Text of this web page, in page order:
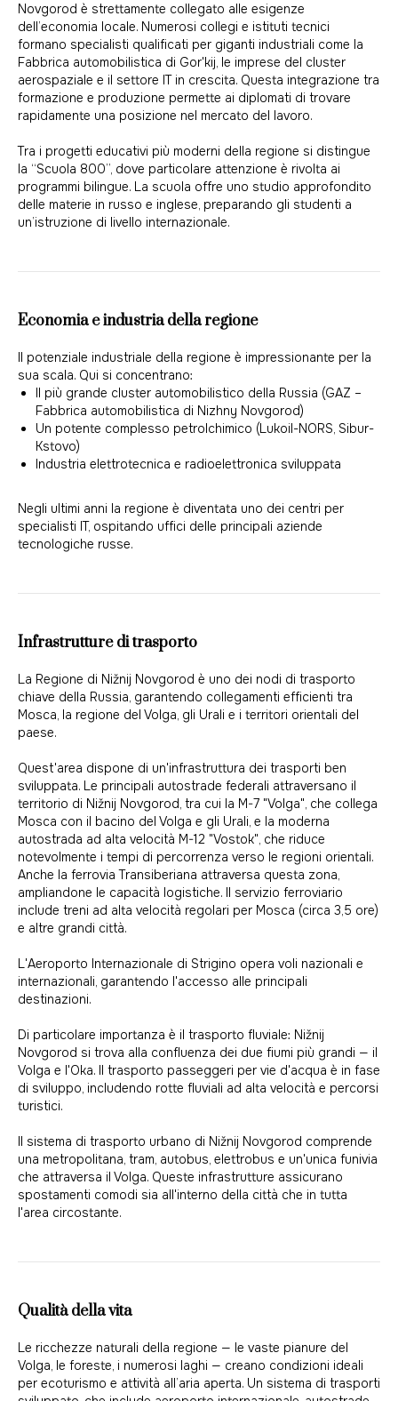
Novgorod è strettamente collegato alle esigenze
dell’economia locale. Numerosi collegi e istituti tecnici
formano specialisti qualificati per giganti industriali come la
Fabbrica automobilistica di Gor'kij, le imprese del cluster
aerospaziale e il settore IT in crescita. Questa integrazione tra
formazione e produzione permette ai diplomati di trovare
rapidamente una posizione nel mercato del lavoro.
Tra i progetti educativi più moderni della regione si distingue
la “Scuola 800”, dove particolare attenzione è rivolta ai
programmi bilingue. La scuola offre uno studio approfondito
delle materie in russo e inglese, preparando gli studenti a
un’istruzione di livello internazionale.
Economia e industria della regione
Il potenziale industriale della regione è impressionante per la
sua scala. Qui si concentrano:
Il più grande cluster automobilistico della Russia (GAZ –
Fabbrica automobilistica di Nizhny Novgorod)
Un potente complesso petrolchimico (Lukoil-NORS, Sibur-
Kstovo)
Industria elettrotecnica e radioelettronica sviluppata
Negli ultimi anni la regione è diventata uno dei centri per
specialisti IT, ospitando uffici delle principali aziende
tecnologiche russe.
Infrastrutture di trasporto
La Regione di Nižnij Novgorod è uno dei nodi di trasporto
chiave della Russia, garantendo collegamenti efficienti tra
Mosca, la regione del Volga, gli Urali e i territori orientali del
paese.
Quest'area dispone di un'infrastruttura dei trasporti ben
sviluppata. Le principali autostrade federali attraversano il
territorio di Nižnij Novgorod, tra cui la M-7 "Volga", che collega
Mosca con il bacino del Volga e gli Urali, e la moderna
autostrada ad alta velocità M-12 "Vostok", che riduce
notevolmente i tempi di percorrenza verso le regioni orientali.
Anche la ferrovia Transiberiana attraversa questa zona,
ampliandone le capacità logistiche. Il servizio ferroviario
include treni ad alta velocità regolari per Mosca (circa 3,5 ore)
e altre grandi città.
L'Aeroporto Internazionale di Strigino opera voli nazionali e
internazionali, garantendo l'accesso alle principali
destinazioni.
Di particolare importanza è il trasporto fluviale: Nižnij
Novgorod si trova alla confluenza dei due fiumi più grandi — il
Volga e l'Oka. Il trasporto passeggeri per vie d'acqua è in fase
di sviluppo, includendo rotte fluviali ad alta velocità e percorsi
turistici.
Il sistema di trasporto urbano di Nižnij Novgorod comprende
una metropolitana, tram, autobus, elettrobus e un'unica funivia
che attraversa il Volga. Queste infrastrutture assicurano
spostamenti comodi sia all'interno della città che in tutta
l'area circostante.
Qualità della vita
Le ricchezze naturali della regione — le vaste pianure del
Volga, le foreste, i numerosi laghi — creano condizioni ideali
per ecoturismo e attività all’aria aperta. Un sistema di trasporti